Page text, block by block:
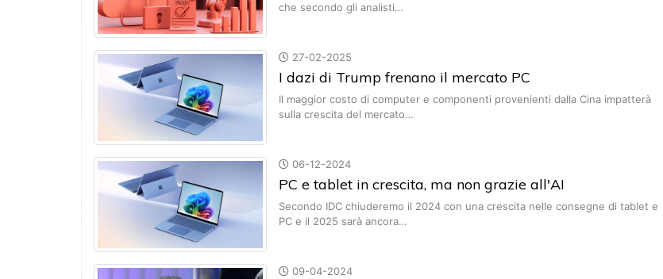
che secondo gli analisti…
27-02-2025
I dazi di Trump frenano il mercato PC
Il maggior costo di computer e componenti provenienti dalla Cina impatterà
sulla crescita del mercato…
06-12-2024
PC e tablet in crescita, ma non grazie all'AI
Secondo IDC chiuderemo il 2024 con una crescita nelle consegne di tablet e
PC e il 2025 sarà ancora…
09-04-2024